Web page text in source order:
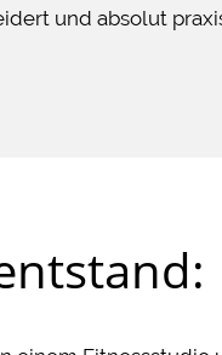
und absolut